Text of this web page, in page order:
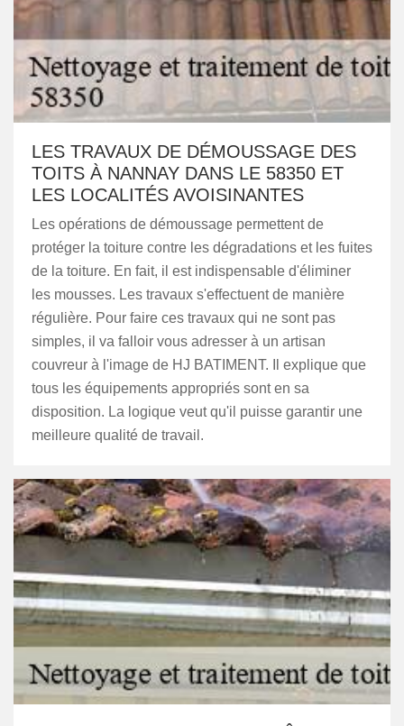
LES TRAVAUX DE DÉMOUSSAGE DES
TOITS À NANNAY DANS LE 58350 ET
LES LOCALITÉS AVOISINANTES
Les opérations de démoussage permettent de
protéger la toiture contre les dégradations et les fuites
de la toiture. En fait, il est indispensable d'éliminer
les mousses. Les travaux s'effectuent de manière
régulière. Pour faire ces travaux qui ne sont pas
simples, il va falloir vous adresser à un artisan
couvreur à l'image de HJ BATIMENT. Il explique que
tous les équipements appropriés sont en sa
disposition. La logique veut qu'il puisse garantir une
meilleure qualité de travail.